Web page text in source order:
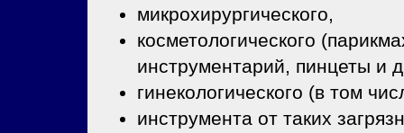
микрохирургического,
косметологического
инструментарий, пинцеты и
гинекологического (в том
инструмента от таких